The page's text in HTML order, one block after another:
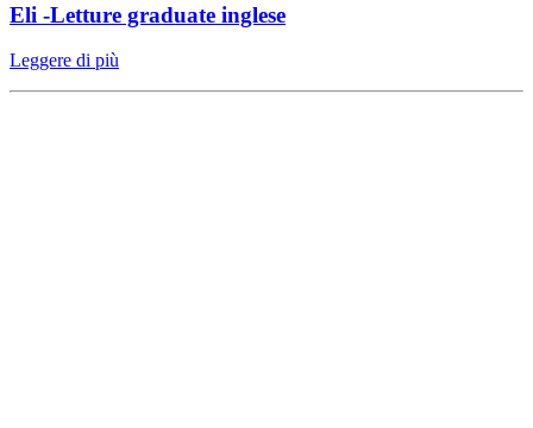
Eli -Letture graduate inglese
Leggere di più